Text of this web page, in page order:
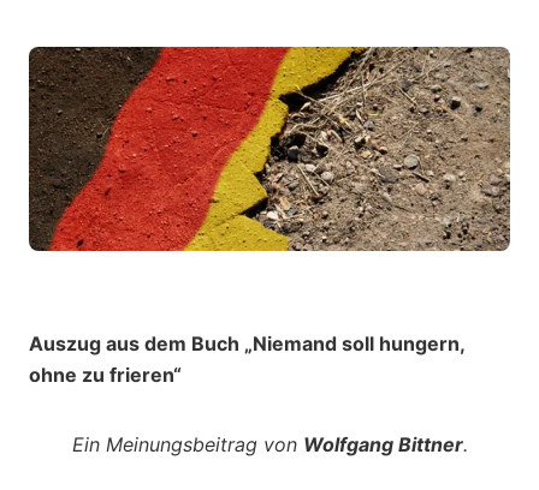
Auszug aus dem Buch „Niemand soll hungern,
ohne zu frieren“
Ein Meinungsbeitrag von Wolfgang Bittner.